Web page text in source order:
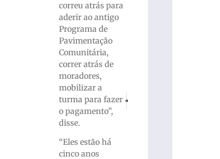
correu atrás para
aderir ao antigo
Programa de
Pavimentação
Comunitária,
correr atrás de
moradores,
mobilizar a
turma para fazer
o pagamento”,
disse.
“Eles estão há
cinco anos
PRÓXIMO